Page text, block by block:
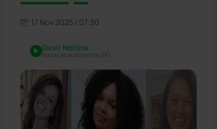
17 Nov 2025 / 07:30
Ouvir Notícia
Narração automática (IA)